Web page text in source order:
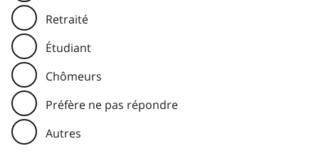
Retraité
Étudiant
Chômeurs
Préfère ne pas répondre
Autres